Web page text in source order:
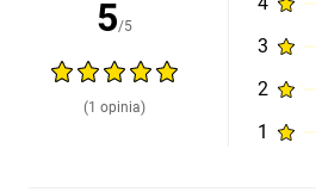
5/5
(1 opinia)
3
2
1